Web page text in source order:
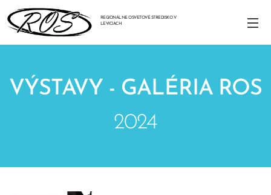
REGIONÁLNE OSVETOVÉ STREDISKO V
LEVICIACH
VÝSTAVY - GALÉRIA ROS
2024